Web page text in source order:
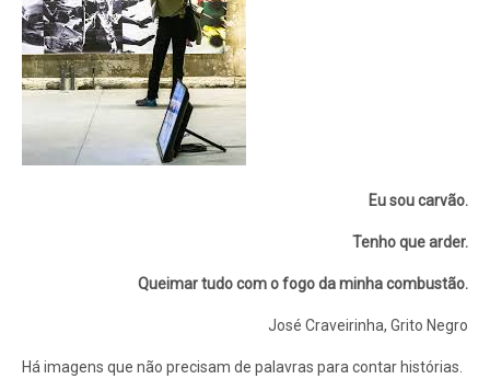
Eu sou carvão.
Tenho que arder.
Queimar tudo com o fogo da minha combustão.
José Craveirinha, Grito Negro
Há imagens que não precisam de palavras para contar histórias.